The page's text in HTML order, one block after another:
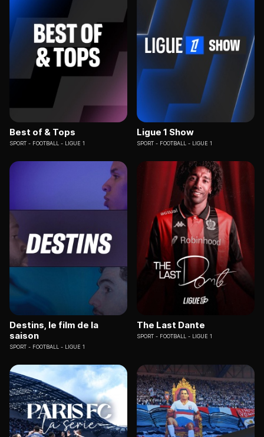
Best of & Tops
SPORT FOOTBALL - LIGUE 1
Ligue 1 Show
SPORT FOOTBALL - LIGUE 1
Destins, le film de la
saison
SPORT FOOTBALL - LIGUE 1
The Last Dante
SPORT FOOTBALL - LIGUE 1